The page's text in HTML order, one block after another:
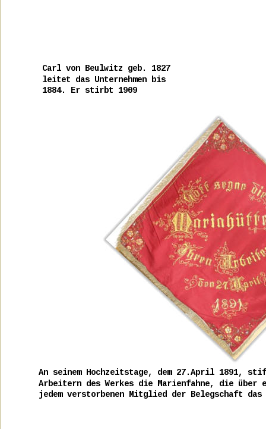
An seinem Hochzeitstage, dem 27.April 1891,
Arbeitern des Werkes die Marienfahne, die über
jedem verstorbenen Mitglied der Belegschaft
Carl von Beulwitz geb. 1827
leitet das Unternehmen bis
1884. Er stirbt 1909